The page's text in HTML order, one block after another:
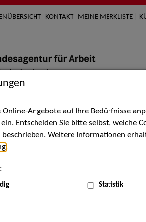
KONTAKT MEINE MERKLISTE |
Künstler*innen Über uns
Angebote auf Ihre Bedürfnisse
Entscheiden Sie bitte selbst, welche
Weitere Informationen
Statistik